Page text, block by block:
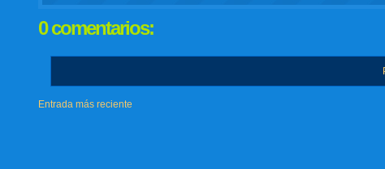
0 comentarios:
Entrada más reciente